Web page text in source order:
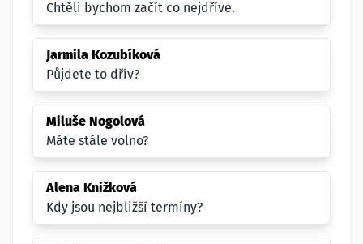
Chtěli bychom začít co nejdříve.
Jarmila Kozubíková
Půjdete to dřív?
Miluše Nogolová
Máte stále volno?
Alena Knižková
Kdy jsou nejbližší termíny?